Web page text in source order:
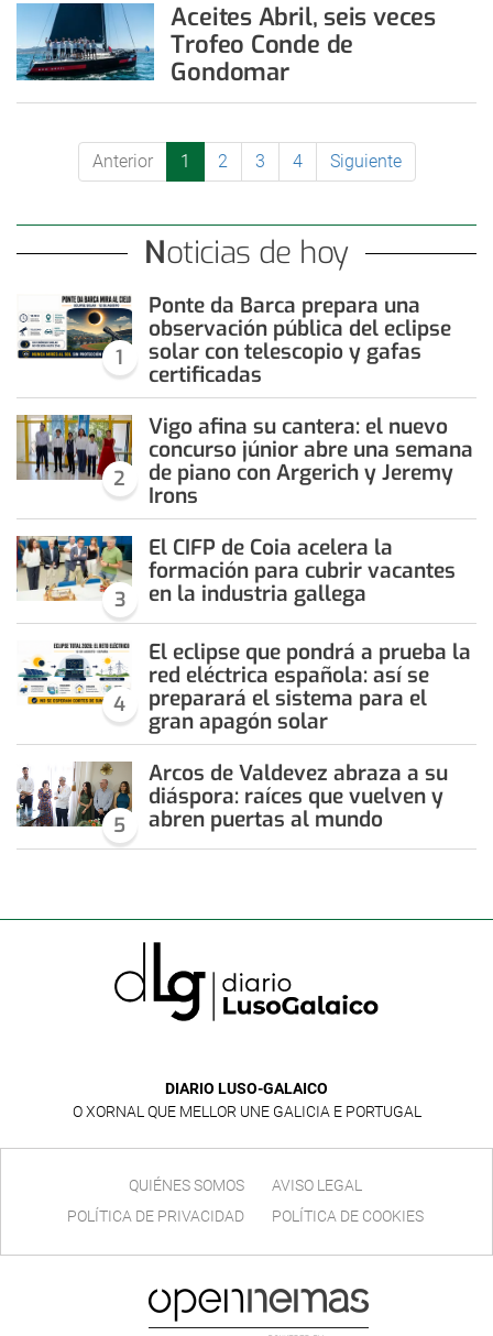
Aceites Abril, seis veces
Trofeo Conde de
Gondomar
Anterior 1 2 3 4 Siguiente
Noticias de hoy
1
Ponte da Barca prepara una
observación pública del eclipse
solar con telescopio y gafas
certificadas
2
Vigo afina su cantera: el nuevo
concurso júnior abre una semana
de piano con Argerich y Jeremy
Irons
3
El CIFP de Coia acelera la
formación para cubrir vacantes
en la industria gallega
4
El eclipse que pondrá a prueba la
red eléctrica española: así se
preparará el sistema para el
gran apagón solar
5
Arcos de Valdevez abraza a su
diáspora: raíces que vuelven y
abren puertas al mundo
DIARIO LUSO-GALAICO
O XORNAL QUE MELLOR UNE GALICIA E PORTUGAL
QUIÉNES SOMOS
AVISO LEGAL
POLÍTICA DE PRIVACIDAD
POLÍTICA DE COOKIES